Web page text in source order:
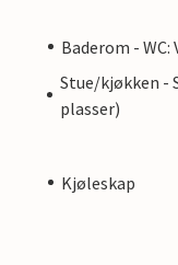
Baderom -
Stue/kjøkken -
plasser)
Kjøleskap